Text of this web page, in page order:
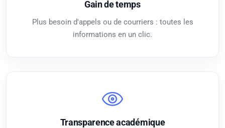
Gain de temps
Plus besoin d'appels ou de courriers : toutes les
informations en un clic.
Transparence académique